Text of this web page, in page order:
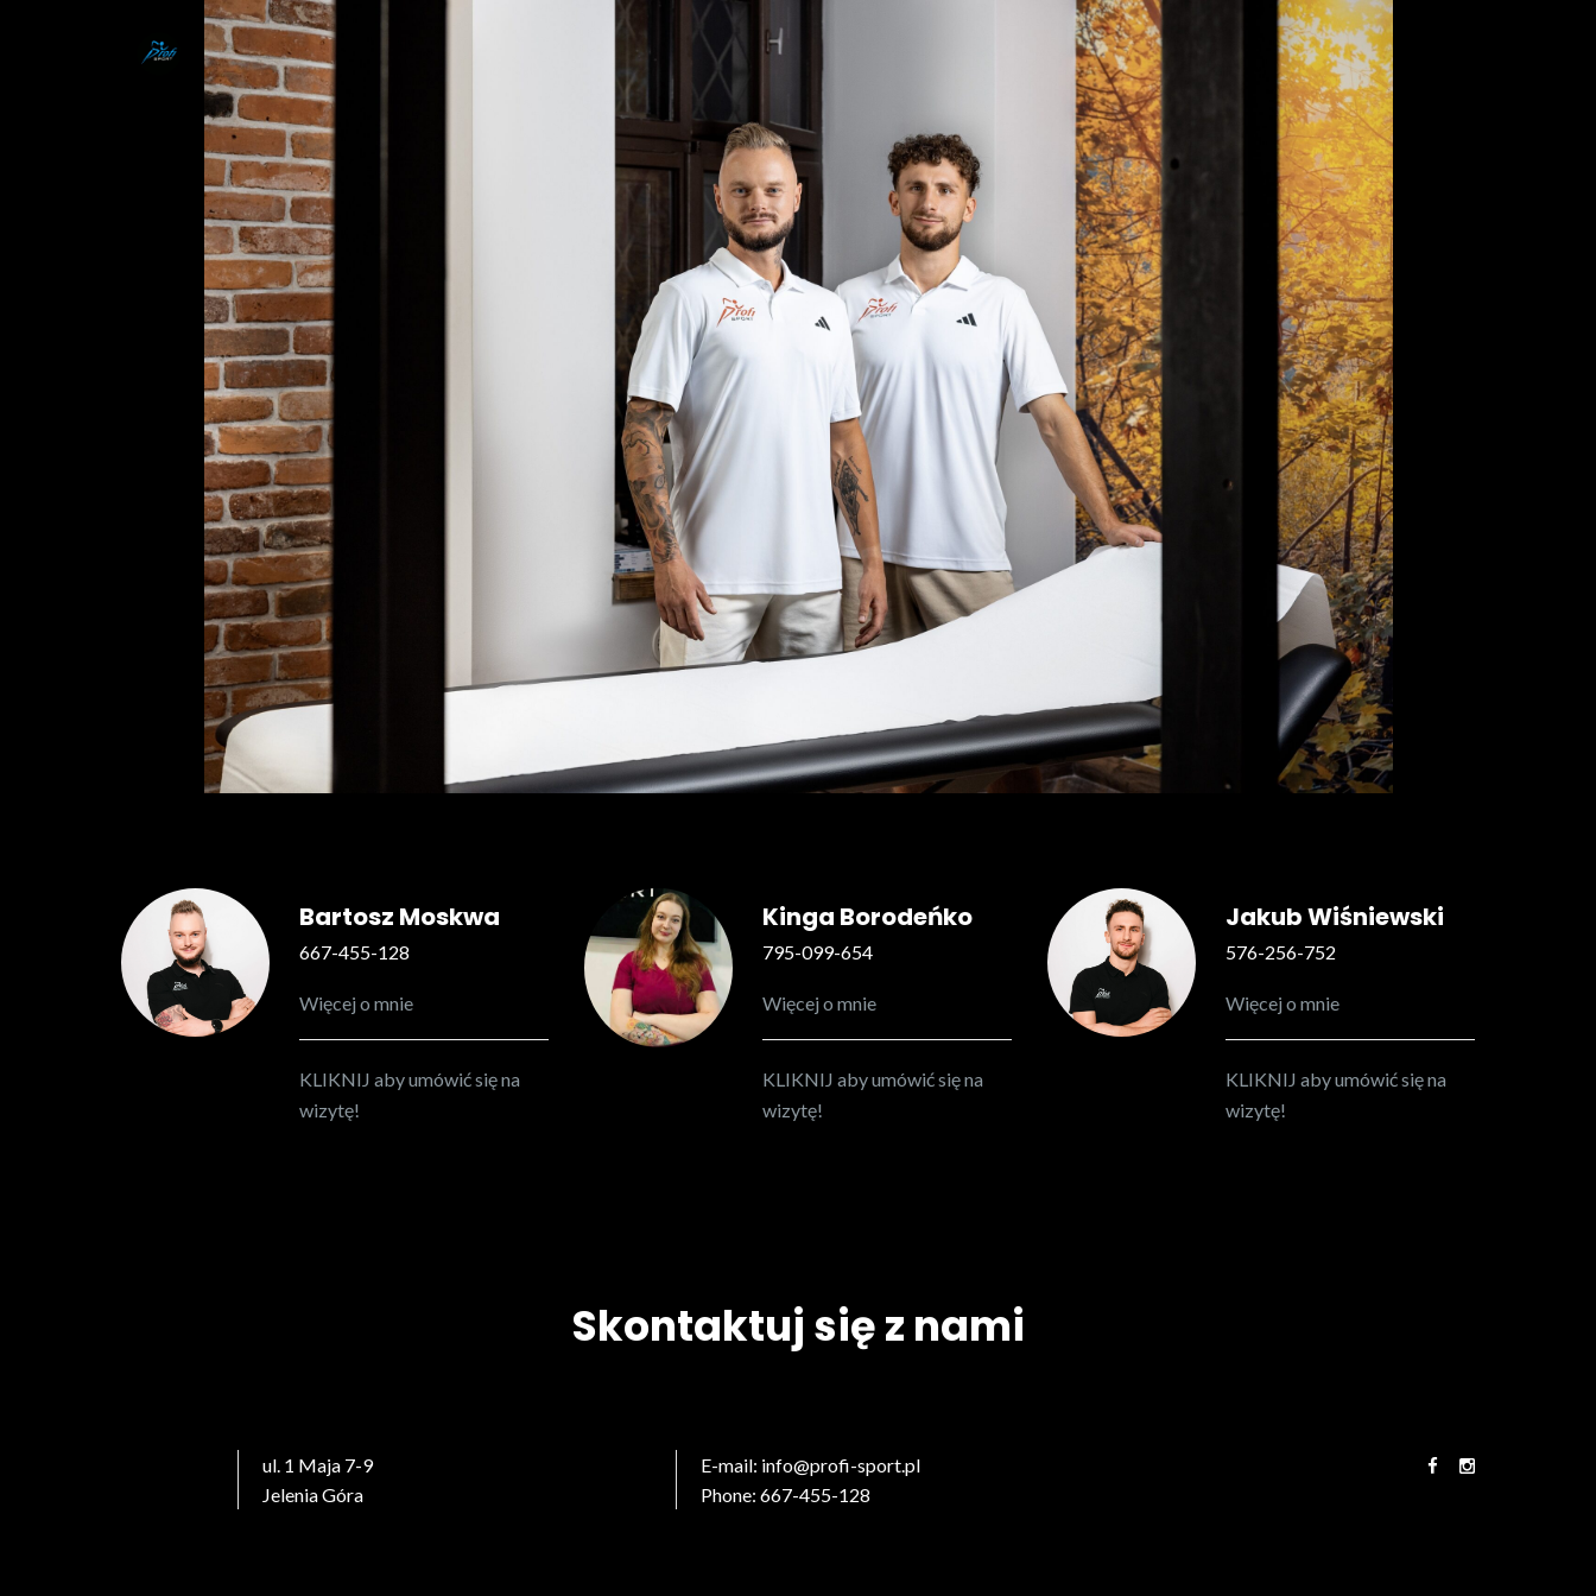
Bartosz Moskwa
667-455-128
Więcej o mnie
KLIKNIJ aby umówić się na
wizytę!
Kinga Borodeńko
795-099-654
Więcej o mnie
KLIKNIJ aby umówić się na
wizytę!
Jakub Wiśniewski
576-256-752
Więcej o mnie
KLIKNIJ aby umówić się na
wizytę!
Skontaktuj się z nami
ul. 1 Maja 7-9
Jelenia Góra
E-mail: info@profi-sport.pl
Phone: 667-455-128